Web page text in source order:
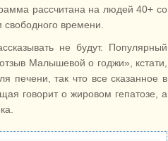
рассчитана на людей 40+ со
времени.
не будут. Популярный
Малышевой о годжи», кстати,
печени, так что все сказанное в
говорит о жировом гепатозе, а